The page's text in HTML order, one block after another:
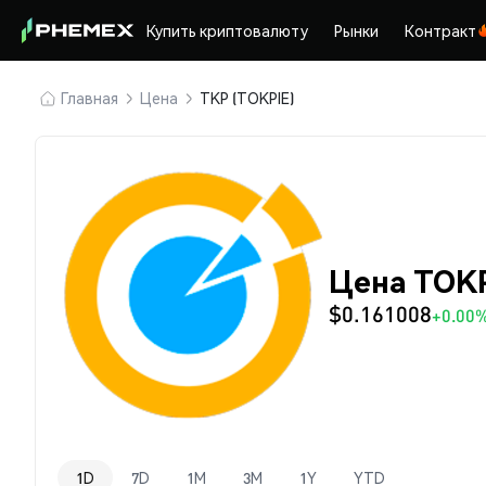
Купить криптовалюту Рынки Контракт
Главная Цена TKP (TOKPIE)
Цена
$0.161008
1D 7D 1M 3M 1Y YTD